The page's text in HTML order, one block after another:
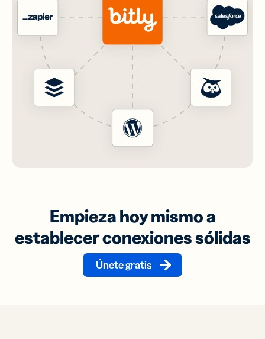
Empieza hoy mismo a
establecer conexiones sólidas
Únete gratis